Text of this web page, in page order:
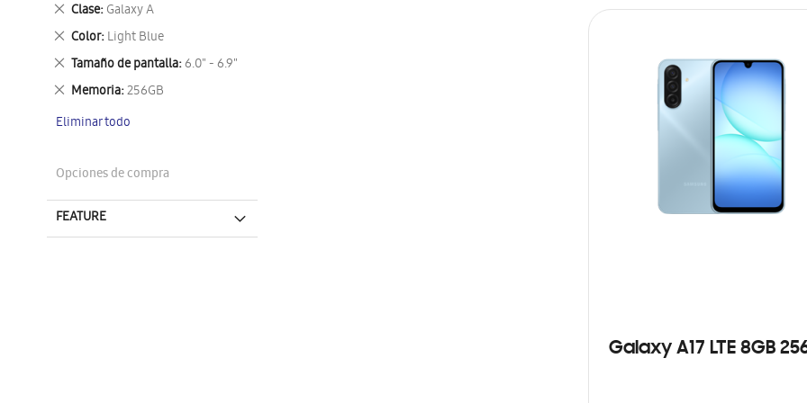
Galaxy A17 LTE 8GB
artículo
Clase Galaxy A
Eliminar
este
artículo
Color Light Blue
Eliminar
este
artículo
Tamaño de pantalla 6.0" - 6.9"
Eliminar
este
artículo
Memoria 256GB
Eliminar
artículo
Eliminar todo
Opciones de compra
FEATURE